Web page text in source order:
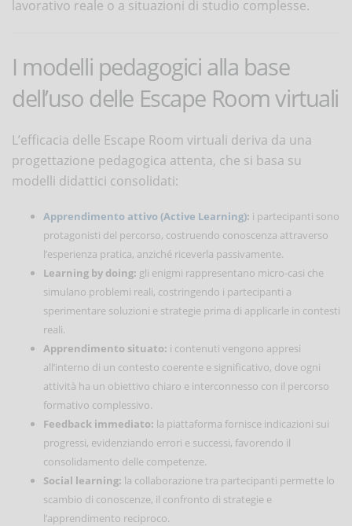
lavorativo reale o a situazioni di studio complesse.
I modelli pedagogici alla base
dell’uso delle Escape Room virtuali
L’efficacia delle Escape Room virtuali deriva da una
progettazione pedagogica attenta, che si basa su
modelli didattici consolidati:
Apprendimento attivo (Active Learning): i partecipanti sono
protagonisti del percorso, costruendo conoscenza attraverso
l’esperienza pratica, anziché riceverla passivamente.
Learning by doing: gli enigmi rappresentano micro-casi che
simulano problemi reali, costringendo i partecipanti a
sperimentare soluzioni e strategie prima di applicarle in contesti
reali.
Apprendimento situato: i contenuti vengono appresi
all’interno di un contesto coerente e significativo, dove ogni
attività ha un obiettivo chiaro e interconnesso con il percorso
formativo complessivo.
Feedback immediato: la piattaforma fornisce indicazioni sui
progressi, evidenziando errori e successi, favorendo il
consolidamento delle competenze.
Social learning: la collaborazione tra partecipanti permette lo
scambio di conoscenze, il confronto di strategie e
l’apprendimento reciproco.